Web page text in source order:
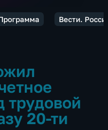
Вести.
трудовой
20-ти